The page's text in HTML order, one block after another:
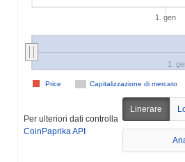
1. gen
Capitalizzazione di mercato
Price
1.
Per ulteriori dati controlla
CoinPaprika API
Linerare